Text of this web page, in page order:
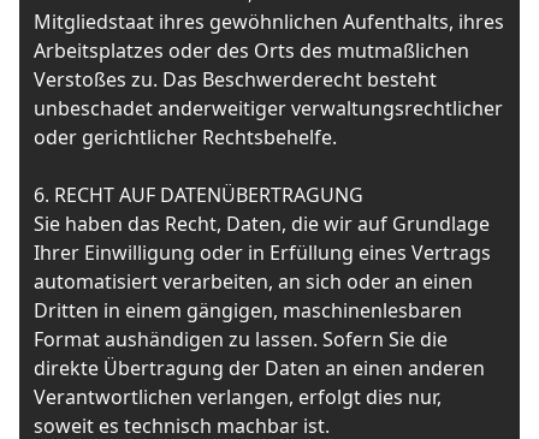
Mitgliedstaat ihres gewöhnlichen Aufenthalts, ihres
Arbeitsplatzes oder des Orts des mutmaßlichen
Verstoßes zu. Das Beschwerderecht besteht
unbeschadet anderweitiger verwaltungsrechtlicher
oder gerichtlicher Rechtsbehelfe.
6. RECHT AUF DATENÜBERTRAGUNG
Sie haben das Recht, Daten, die wir auf Grundlage
Ihrer Einwilligung oder in Erfüllung eines Vertrags
automatisiert verarbeiten, an sich oder an einen
Dritten in einem gängigen, maschinenlesbaren
Format aushändigen zu lassen. Sofern Sie die
direkte Übertragung der Daten an einen anderen
Verantwortlichen verlangen, erfolgt dies nur,
soweit es technisch machbar ist.